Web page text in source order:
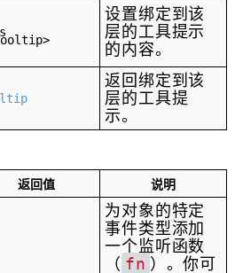
设置绑定到该
层的工具提示
的内容。
返回绑定到该
层的工具提
示。
返回值 说明
为对象的特定
事件类型添加
一个监听函数
（ fn ）。你可